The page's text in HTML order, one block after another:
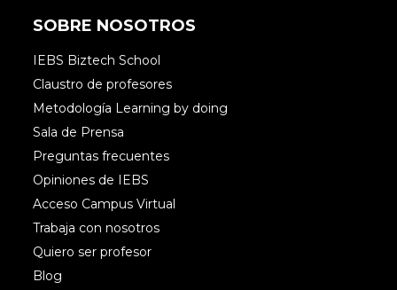
SOBRE NOSOTROS
IEBS Biztech School
Claustro de profesores
Metodología Learning by doing
Sala de Prensa
Preguntas frecuentes
Opiniones de IEBS
Acceso Campus Virtual
Trabaja con nosotros
Quiero ser profesor
Blog